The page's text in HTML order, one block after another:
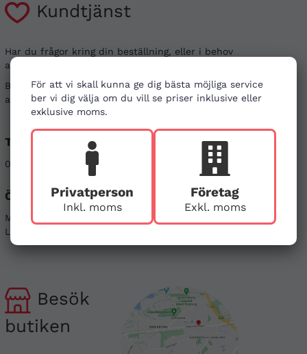
För att vi skall kunna ge dig bästa möjliga service
ber vi dig välja om du vill se priser inklusive eller
exklusive moms.
Privatperson
Inkl. moms
Företag
Exkl. moms
Kundtjänst
Har du frågor kring din beställning, eller i behov
av vägledning?
Besök gärna våravanliga frågor. Det går även bra
att kontakta oss genom alternativen nedan.
Telefon
08-121 464 90
Öppettider
Mån - Fre 08-17
Lör & Sön - stängt
Sociala medier
Linkedin
Besök
butiken